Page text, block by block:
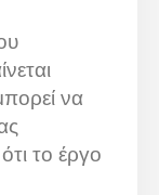
να
το έργο